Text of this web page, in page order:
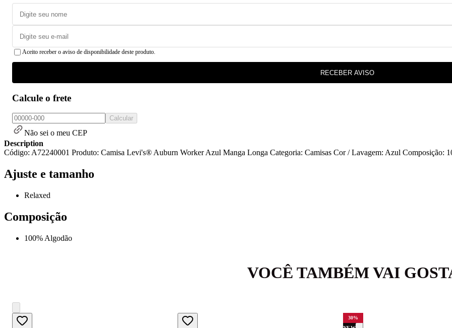
Aceito receber o aviso de disponibilidade deste produto.
RECEBER AVISO
Calcule o frete
Calcular
Não sei o meu CEP
Description
Código: A72240001 Produto: Camisa Levi's® Auburn Worker Azul Manga Longa Categoria: Camisas Cor / Lavagem: Azul Composição:
Ajuste e tamanho
Relaxed
Composição
100% Algodão
VOCÊ TAMBÉM VAI
30%